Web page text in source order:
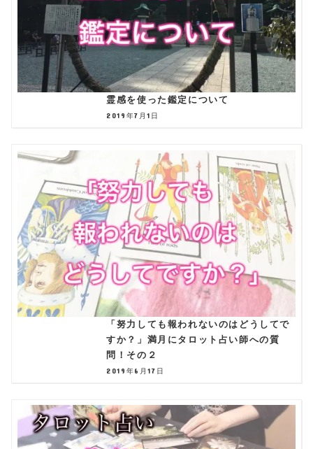
霊感を使った鑑定について
2019年7月1日
「努力しても報われないのはどうしてで
すか？」満月にタロット占い師への質
問！その２
2019年6月17日